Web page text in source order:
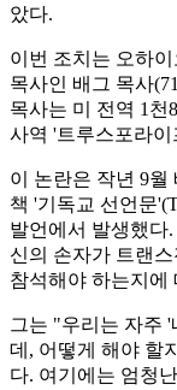
았다.
이번 조치는 오하
목사인 배그 목사
목사는 미 전역 1천
사역 '트루스포라
이 논란은 작년 9월
책 '기독교 선언문
발언에서 발생했다
신의 손자가 트랜
참석해야 하는지에
그는 "우리는 자주
데, 어떻게 해야 할
다. 여기에는 엄청